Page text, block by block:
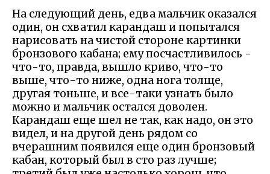
На следующий день, едва мальчик оказался
один, он схватил карандаш и попытался
нарисовать на чистой стороне картинки
бронзового кабана; ему посчастливилось -
что-то, правда, вышло криво, что-то
выше, что-то ниже, одна нога толще,
другая тоньше, и все-таки узнать было
можно и мальчик остался доволен.
Карандаш еще шел не так, как надо, он это
видел, и на другой день рядом со
вчерашним появился еще один бронзовый
кабан, который был в сто раз лучше;